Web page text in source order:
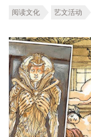
阅读文化 艺文活动